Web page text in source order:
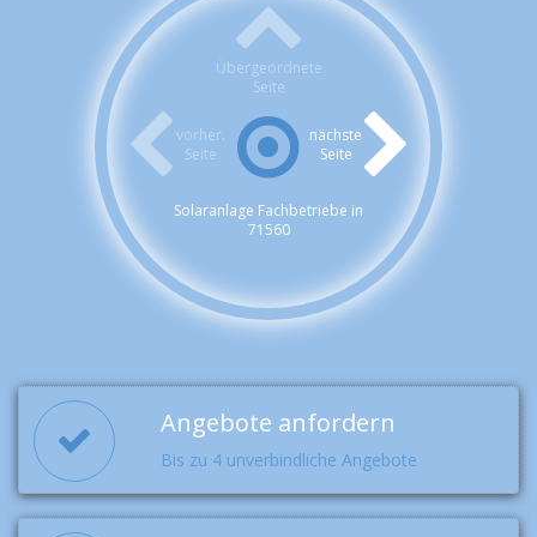
Übergeordnete
Seite
vorher.
Seite
nächste
Seite
Solaranlage Fachbetriebe in
71560
Angebote anfordern
Bis zu 4 unverbindliche Angebote